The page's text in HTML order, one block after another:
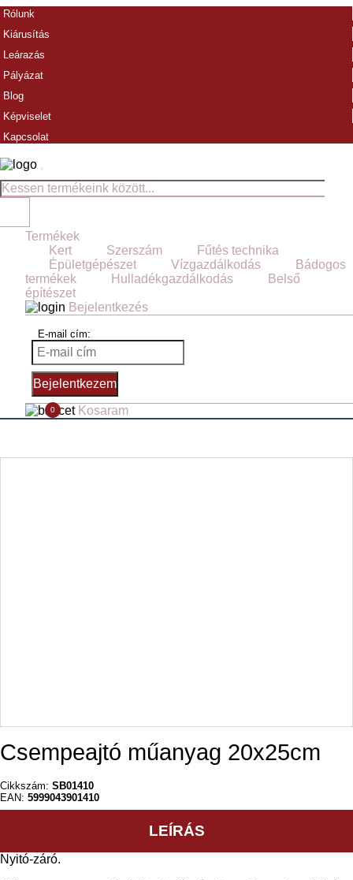
Rólunk
Kiárusítás
Leárazás
Pályázat
Blog
Képviselet
Kapcsolat
Termékek
Kert
Szerszám
Fűtés technika
Épületgépészet
Vízgazdálkodás
Bádogos
termékek
Hulladékgazdálkodás
Belső
építészet
Bejelentkezés
E-mail cím:
Bejelentkezem
Kosaram
0
Csempeajtó műanyag 20x25cm
Cikkszám: SB01410
EAN: 5999043901410
LEÍRÁS
Nyitó-záró.